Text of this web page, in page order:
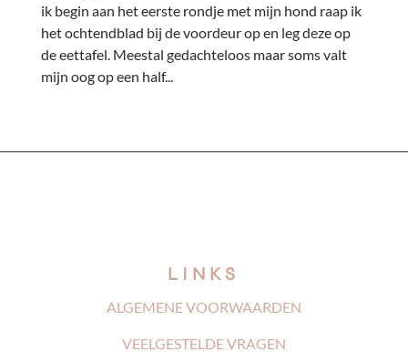
ik begin aan het eerste rondje met mijn hond raap ik
het ochtendblad bij de voordeur op en leg deze op
de eettafel. Meestal gedachteloos maar soms valt
mijn oog op een half...
LINKS
ALGEMENE VOORWAARDEN
VEELGESTELDE VRAGEN